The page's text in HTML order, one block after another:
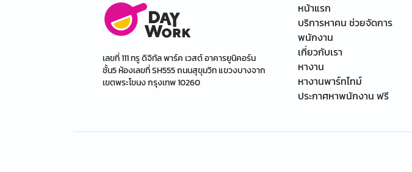
เลขที่ 111 ทรู ดิจิทัล พาร์ค เวสต์ อาคารยูนิคอร์น
ชั้น5 ห้องเลขที่ SH555 ถนนสุขุมวิท แขวงบางจาก
เขตพระโขนง กรุงเทพ 10260
หน้าแรก
บริการหาคน ช่วยจัดการ
พนักงาน
เกี่ยวกับเรา
หางาน
หางานพาร์ทไทม์
ประกาศหาพนักงาน ฟรี